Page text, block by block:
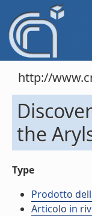
http://
the
Type
Prodotto
Articolo in